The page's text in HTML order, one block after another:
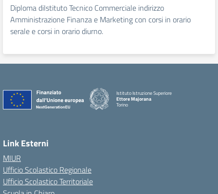
Diploma diIstituto Tecnico Commerciale indirizzo
Amministrazione Finanza e Marketing con corsi in orario
serale e corsi in orario diurno.
Istituto Istruzione Superiore
Ettore Majorana
Torino
Link Esterni
MIUR
Ufficio Scolastico Regionale
Ufficio Scolastico Territoriale